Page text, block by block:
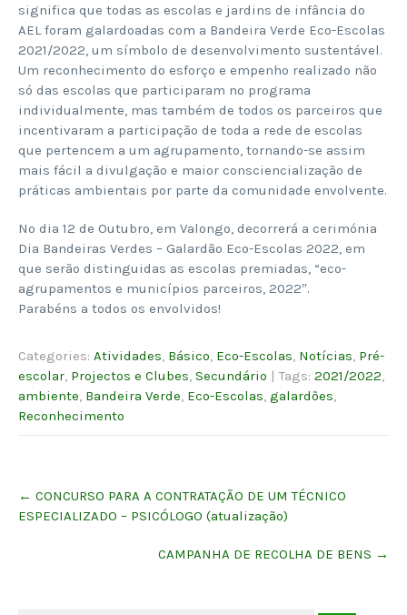
significa que todas as escolas e jardins de infância do
AEL foram galardoadas com a Bandeira Verde Eco-Escolas
2021/2022, um símbolo de desenvolvimento sustentável.
Um reconhecimento do esforço e empenho realizado não
só das escolas que participaram no programa
individualmente, mas também de todos os parceiros que
incentivaram a participação de toda a rede de escolas
que pertencem a um agrupamento, tornando-se assim
mais fácil a divulgação e maior consciencialização de
práticas ambientais por parte da comunidade envolvente.
No dia 12 de Outubro, em Valongo, decorrerá a cerimónia
Dia Bandeiras Verdes – Galardão Eco-Escolas 2022, em
que serão distinguidas as escolas premiadas, “eco-
agrupamentos e municípios parceiros, 2022″.
Parabéns a todos os envolvidos!
Categories: Atividades, Básico, Eco-Escolas, Notícias, Pré-
escolar, Projectos e Clubes, Secundário | Tags: 2021/2022,
ambiente, Bandeira Verde, Eco-Escolas, galardões,
Reconhecimento
navigation
← CONCURSO PARA A CONTRATAÇÃO DE UM TÉCNICO
ESPECIALIZADO – PSICÓLOGO (atualização)
CAMPANHA DE RECOLHA DE BENS →